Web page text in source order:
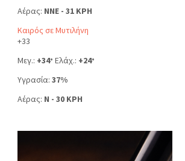
Αέρας: NNE - 31 KPH
Καιρός σε Μυτιλήνη
+33
Μεγ.: +34° Ελάχ.: +24°
Υγρασία: 37%
Αέρας: N - 30 KPH